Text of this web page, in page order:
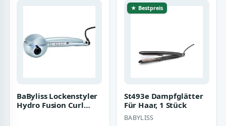
BaByliss Lockenstyler
Hydro Fusion Curl
★ Bestpreis
St493e Dampfglätter
Für Haar, 1 Stück
BABYLISS